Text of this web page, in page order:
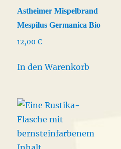
Astheimer Mispelbrand
Mespilus Germanica Bio
12,00€
In den Warenkorb